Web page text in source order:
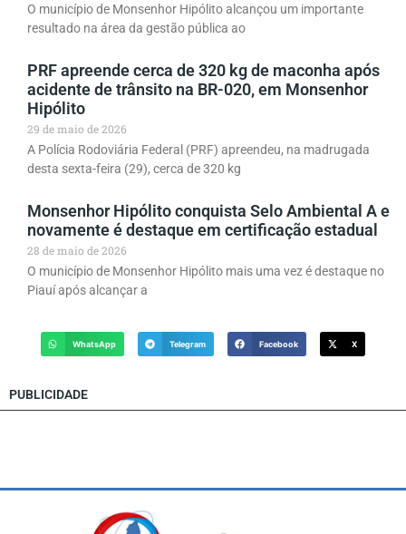
O município de Monsenhor Hipólito alcançou um importante
resultado na área da gestão pública ao
PRF apreende cerca de 320 kg de maconha após
acidente de trânsito na BR-020, em Monsenhor
Hipólito
29 de maio de 2026
A Polícia Rodoviária Federal (PRF) apreendeu, na madrugada
desta sexta-feira (29), cerca de 320 kg
Monsenhor Hipólito conquista Selo Ambiental A e
novamente é destaque em certificação estadual
28 de maio de 2026
O município de Monsenhor Hipólito mais uma vez é destaque no
Piauí após alcançar a
WhatsApp Telegram Facebook X
PUBLICIDADE